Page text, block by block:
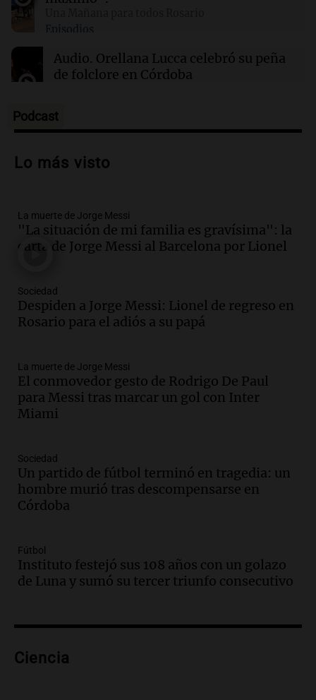
Clima en Santa Fe: cómo estará el tiempo este
Episodios
Audio. Orellana Lucca celebró su peña
de folclore en Córdoba
Audio.Trágico accidente en Mendoza:
vehículos desde un puente
Audio.Tragedia en Mendoza: un muerto
y cinco heridos tras caer dos autos desde
un puente
Episodios
Audio.Messi llegará esta noche a
Rosario para acompañar a su familia
Episodios
Audio.Ley de Propiedad Privada: el revés
en el Congreso expuso una debilidad
comunicacional del Gobierno
Episodios
Audio.Casabindo se prepara para una
celebración única: 30.000 turistas y el
tradicional Toreo de la Vincha
Audio.Borges, abogada de Pourrain:
"Tres hombres se lo llevaron para
hacerle preguntas y nunca regresó"
Episodios
metros del río Suquía y retiraron hasta
Podcast
Lo más visto
La muerte de Jorge Messi
"La situación de mi familia es gravísima": la
carta de Jorge Messi al Barcelona por Lionel
Sociedad
Despiden a Jorge Messi: Lionel de regreso en
Rosario para el adiós a su papá
La muerte de Jorge Messi
El conmovedor gesto de Rodrigo De Paul
para Messi tras marcar un gol con Inter
Miami
Sociedad
Un partido de fútbol terminó en tragedia: un
hombre murió tras descompensarse en
Córdoba
Fútbol
Instituto festejó sus 108 años con un golazo
de Luna y sumó su tercer triunfo consecutivo
Ciencia